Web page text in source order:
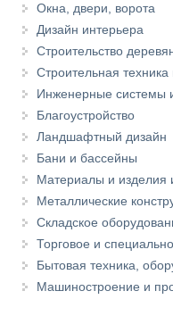
Окна, двери, ворота
Дизайн интерьера
Строительство
Строительная
Инженерные системы
Благоустройство
Ландшафтный дизайн
Бани и бассейны
Материалы и изделия
Металлические
Складское
Торговое и
Бытовая техника,
Машиностроение и